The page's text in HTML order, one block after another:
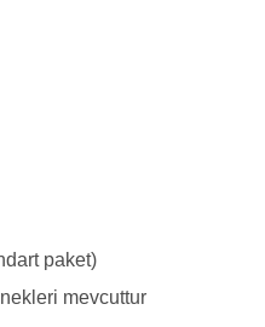
paket)
mevcuttur